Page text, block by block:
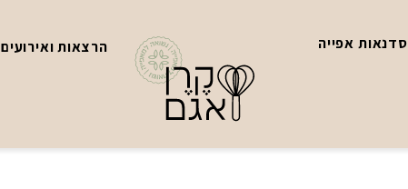
סדנאות אפייה הרצאות ואירועים